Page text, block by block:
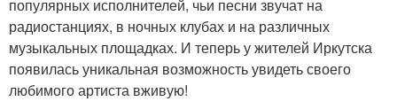
популярных исполнителей, чьи песни звучат на
радиостанциях, в ночных клубах и на различных
музыкальных площадках. И теперь у жителей Иркутска
появилась уникальная возможность увидеть своего
любимого артиста вживую!